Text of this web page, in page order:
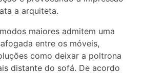
a arquiteta.
maiores admitem uma
entre os móveis,
como deixar a poltrona
distante do sofá. De acordo